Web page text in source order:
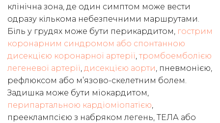
клінічна зона, де один симптом може вести
одразу кількома небезпечними маршрутами.
Біль у грудях може бути перикардитом, гострим
коронарним синдромом або спонтанною
дисекцією коронарної артерії, тромбоемболією
легеневої артерії, дисекцією аорти, пневмонією,
рефлюксом або м’язово-скелетним болем.
Задишка може бути міокардитом,
перипартальною кардіоміопатією,
прееклампсією з набряком легень, ТЕЛА або